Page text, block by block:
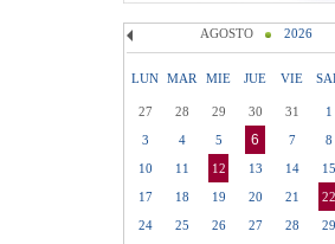
AGOSTO 2026
LUN MAR MIE JUE VIE
27 28 29 30 31 1
3
4 5 6 7 8
10
11 12 13 14 15
17
18 19 20 21 22
24
25 26 27 28 29